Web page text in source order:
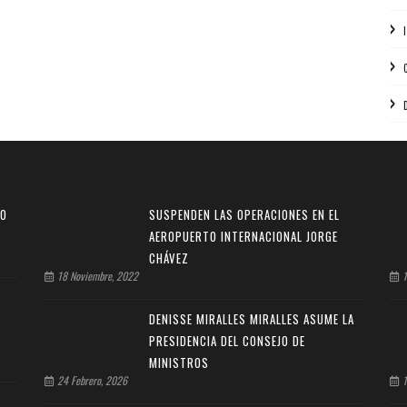
SUSPENDEN LAS OPERACIONES EN EL
AEROPUERTO INTERNACIONAL JORGE
CHÁVEZ
18 Noviembre, 2022
DENISSE MIRALLES MIRALLES ASUME LA
PRESIDENCIA DEL CONSEJO DE
MINISTROS
24 Febrero, 2026